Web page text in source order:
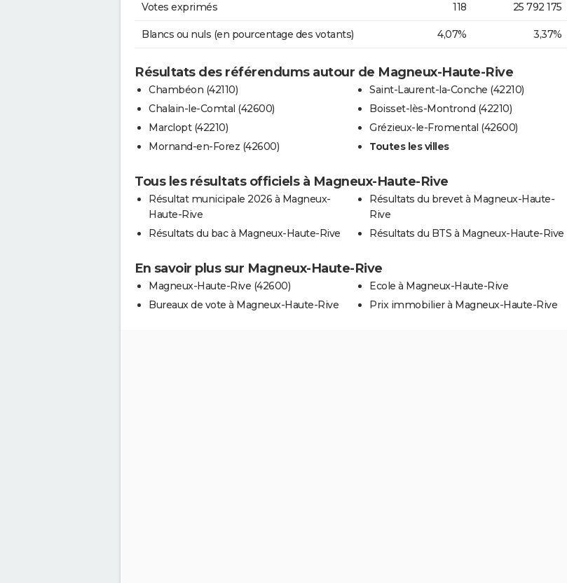
Votes exprimés 118 25 792 175
Blancs ou nuls (en pourcentage des votants) 4,07% 3,37%
Résultats des référendums autour de Magneux-Haute-Rive
Chambéon (42110)
Chalain-le-Comtal (42600)
Marclopt (42210)
Mornand-en-Forez (42600)
Saint-Laurent-la-Conche (42210)
Boisset-lès-Montrond (42210)
Grézieux-le-Fromental (42600)
Toutes les villes
Tous les résultats officiels à Magneux-Haute-Rive
Résultat municipale 2026 à Magneux-
Haute-Rive
Résultats du bac à Magneux-Haute-Rive
Résultats du brevet à Magneux-Haute-
Rive
Résultats du BTS à Magneux-Haute-Rive
En savoir plus sur Magneux-Haute-Rive
Magneux-Haute-Rive (42600)
Bureaux de vote à Magneux-Haute-Rive
Ecole à Magneux-Haute-Rive
Prix immobilier à Magneux-Haute-Rive